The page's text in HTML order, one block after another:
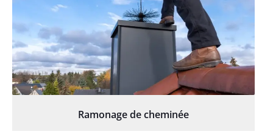
Ramonage de cheminée